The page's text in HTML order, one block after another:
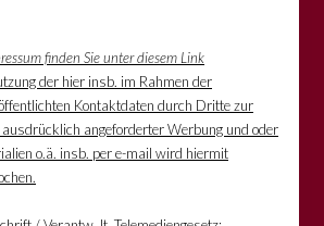
finden Sie unter diesem Link
der hier insb. im Rahmen der
Kontaktdaten durch Dritte zur
angeforderter Werbung und oder
o.ä. insb. per e-mail wird hiermit